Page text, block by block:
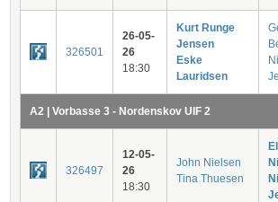
326501
26-05-
26
18:30
Kurt Runge
Jensen
Eske
Lauridsen
A2 | Vorbasse 3 - Nordenskov UIF 2
326497
12-05-
26
18:30
John Nielsen
Tina Thuesen